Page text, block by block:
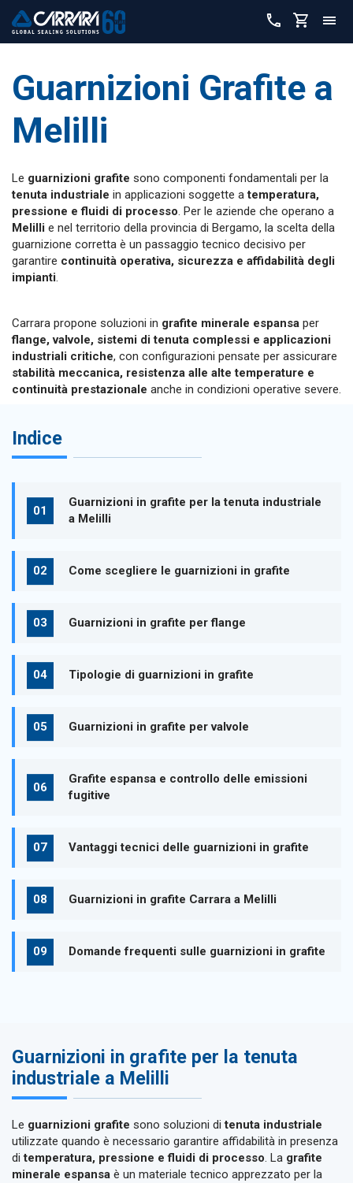
Guarnizioni Grafite a
Melilli
Le guarnizioni grafite sono componenti fondamentali per la
tenuta industriale in applicazioni soggette atemperatura,
pressione e fluidi di processo . Per le aziende che operano a
Melilli e nel territorio della provincia di Bergamo, la scelta della
guarnizione corretta è un passaggio tecnico decisivo per
garantire continuità operativa, sicurezza e affidabilità degli
impianti
Carrara propone soluzioni in grafite minerale espansa per
flange, valvole, sistemi di tenuta complessi e applicazioni
industriali critiche, con configurazioni pensate per assicurare
stabilità meccanica, resistenza alle alte temperature e
continuità prestazionale anche in condizioni operative severe.
Indice
Guarnizioni in grafite per la tenuta industriale
a Melilli
Come scegliere le guarnizioni in grafite
Guarnizioni in grafite per flange
Tipologie di guarnizioni in grafite
Guarnizioni in grafite per valvole
Grafite espansa e controllo delle emissioni
fugitive
Vantaggi tecnici delle guarnizioni in grafite
Guarnizioni in grafite Carrara a Melilli
Domande frequenti sulle guarnizioni in grafite
Guarnizioni in grafite per la tenuta
industriale a Melilli
Le guarnizioni grafite sono soluzioni ditenuta industriale
utilizzate quando è necessario garantire affidabilità in presenza
ditemperatura, pressione e fluidi di processo. La grafite
minerale espansa è un materiale tecnico apprezzato per la